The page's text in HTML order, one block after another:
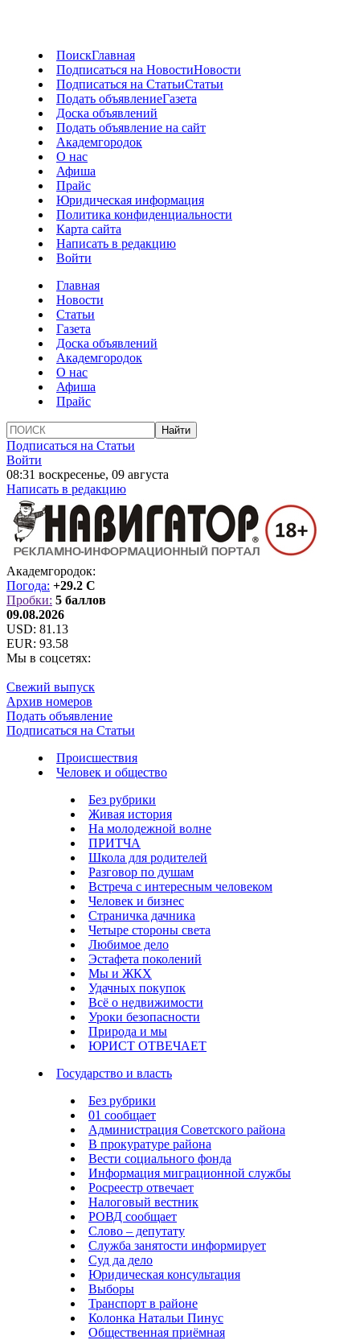
ПоискГлавная
Подписаться на НовостиНовости
Подписаться на СтатьиСтатьи
Подать объявлениеГазета
Доска объявлений
Подать объявление на сайт
Академгородок
О нас
Афиша
Прайс
Юридическая информация
Политика конфиденциальности
Карта сайта
Написать в редакцию
Войти
Главная
Новости
Статьи
Газета
Доска объявлений
Академгородок
О нас
Афиша
Прайс
Подписаться на Статьи
Войти
08:31 воскресенье, 09 августа
Написать в редакцию
Академгородок:
Погода: +29.2 C
Пробки: 5 баллов
09.08.2026
USD: 81.13
EUR: 93.58
Мы в соцсетях:
Свежий выпуск
Архив номеров
Подать объявление
Подписаться на Статьи
Происшествия
Человек и общество
Без рубрики
Живая история
На молодежной волне
ПРИТЧА
Школа для родителей
Разговор по душам
Встреча с интересным человеком
Человек и бизнес
Страничка дачника
Четыре стороны света
Любимое дело
Эстафета поколений
Мы и ЖКХ
Удачных покупок
Всё о недвижимости
Уроки безопасности
Природа и мы
ЮРИСТ ОТВЕЧАЕТ
Государство и власть
Без рубрики
01 сообщает
Администрация Советского района
В прокуратуре района
Вести социального фонда
Информация миграционной службы
Росреестр отвечает
Налоговый вестник
РОВД сообщает
Слово – депутату
Служба занятости информирует
Суд да дело
Юридическая консультация
Выборы
Транспорт в районе
Колонка Натальи Пинус
Общественная приёмная